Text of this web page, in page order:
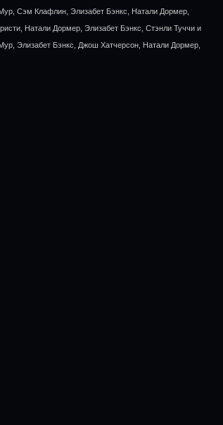
Сэм Клафлин, Элизабет Бэнкс, Натали Дормер,
Натали Дормер, Элизабет Бэнкс, Стэнли Туччи и
Элизабет Бэнкс, Джош Хатчерсон, Натали Дормер,